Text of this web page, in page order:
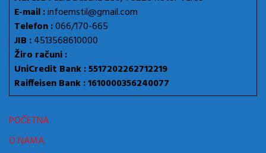
E-mail :infoemstil@gmail.com
Telefon :066/170-665
JIB :4513568610000
Žiro računi :
UniCredit Bank : 5517202262712219
Raiffeisen Bank : 1610000356240077
POČETNA
O NAMA